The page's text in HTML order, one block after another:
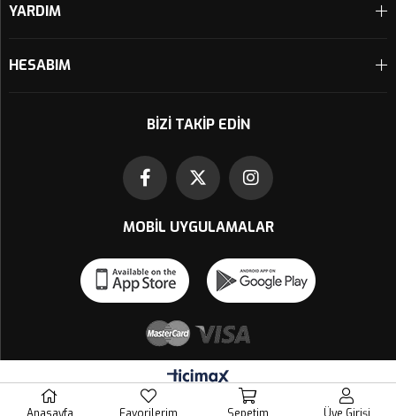
YARDIM
HESABIM
BIZI TAKIP EDIN
MOBIL UYGULAMALAR